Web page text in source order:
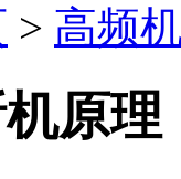
> 高频
原理